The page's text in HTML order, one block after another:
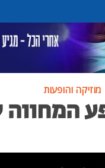
מוזיקה והופעות
המחווה